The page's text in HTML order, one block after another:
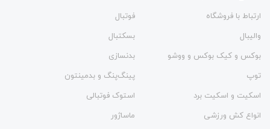
ارتباط با فروشگاه
فوتبال
والیبال
بسکتبال
بوکس و کیک بوکس و ووشو
بدنسازی
توپ
پینگ‌پنگ و بدمينتون
اسکیت و اسکیت برد
استوک فوتبالی
انواع کش ورزشی
ماساژور